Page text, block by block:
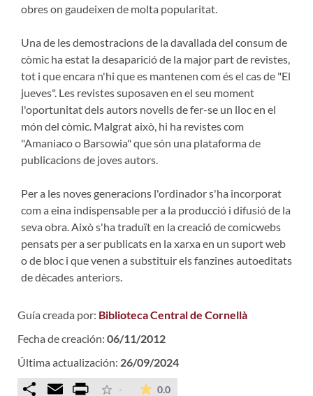
obres on gaudeixen de molta popularitat.
Una de les demostracions de la davallada del consum de
còmic ha estat la desaparició de la major part de revistes,
tot i que encara n'hi que es mantenen com és el cas de "El
jueves". Les revistes suposaven en el seu moment
l'oportunitat dels autors novells de fer-se un lloc en el
món del còmic. Malgrat això, hi ha revistes com
"Amaniaco o Barsowia" que són una plataforma de
publicacions de joves autors.
Per a les noves generacions l'ordinador s'ha incorporat
com a eina indispensable per a la producció i difusió de la
seva obra. Això s'ha traduït en la creació de comicwebs
pensats per a ser publicats en la xarxa en un suport web
o de bloc i que venen a substituir els fanzines autoeditats
de dècades anteriors.
Guía creada por: Biblioteca Central de Cornellà
Fecha de creación: 06/11/2012
Última actualización: 26/09/2024
Comparteix
Email Print - 0.0La valoración media es de 0